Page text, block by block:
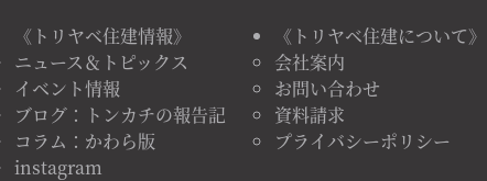
《トリヤベ住建情報》
ニュース＆トピックス
イベント情報
ブログ：トンカチの報告記
コラム：かわら版
instagram
《トリヤベ住建について》
会社案内
お問い合わせ
資料請求
プライバシーポリシー